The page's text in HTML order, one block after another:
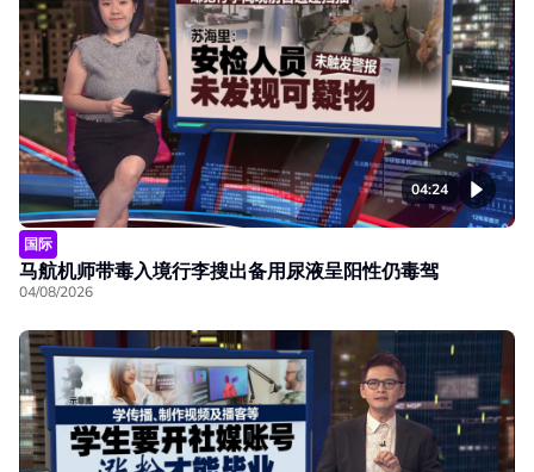
04:24
国际
马航机师带毒入境行李搜出备用尿液呈阳性仍毒驾
04/08/2026